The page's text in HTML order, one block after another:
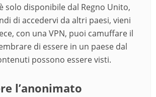
solo disponibile dal Regno Unito,
di accedervi da altri paesi, vieni
con una VPN, puoi camuffare il
di essere in un paese dal
possono essere visti.
l’anonimato